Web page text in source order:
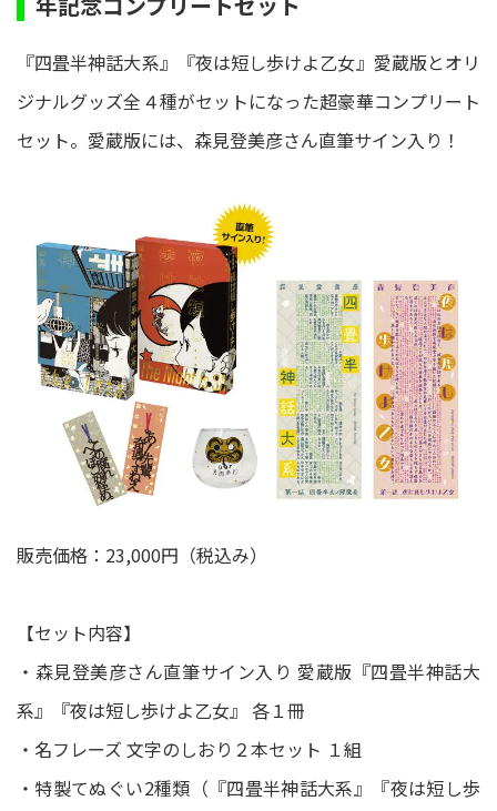
『四畳半神話大系』『夜は短し歩けよ乙女』愛蔵版とオリ
ジナルグッズ全４種がセットになった超豪華コンプリート
セット。愛蔵版には、森見登美彦さん直筆サイン入り！
販売価格：23,000円（税込み）
【セット内容】
・森見登美彦さん直筆サイン入り 愛蔵版『四畳半神話大
系』『夜は短し歩けよ乙女』 各１冊
・名フレーズ 文字のしおり２本セット １組
・特製てぬぐい2種類（『四畳半神話大系』『夜は短し歩